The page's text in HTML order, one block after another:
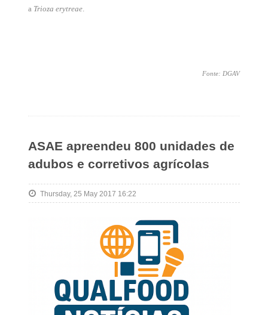
a Trioza erytreae.
Fonte: DGAV
ASAE apreendeu 800 unidades de
adubos e corretivos agrícolas
Thursday, 25 May 2017 16:22